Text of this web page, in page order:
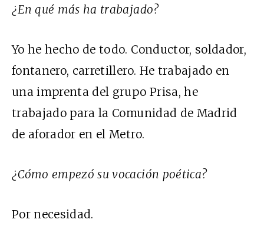
¿En qué más ha trabajado?
Yo he hecho de todo. Conductor, soldador,
fontanero, carretillero. He trabajado en
una imprenta del grupo Prisa, he
trabajado para la Comunidad de Madrid
de aforador en el Metro.
¿Cómo empezó su vocación poética?
Por necesidad.